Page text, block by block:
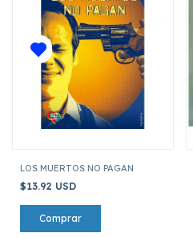
LOS MUERTOS NO PAGAN
$13.92 USD